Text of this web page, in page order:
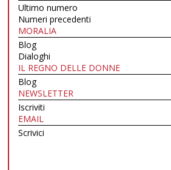
Ultimo numero
Numeri precedenti
MORALIA
Blog
Dialoghi
IL REGNO DELLE DONNE
Blog
NEWSLETTER
Iscriviti
EMAIL
Scrivici